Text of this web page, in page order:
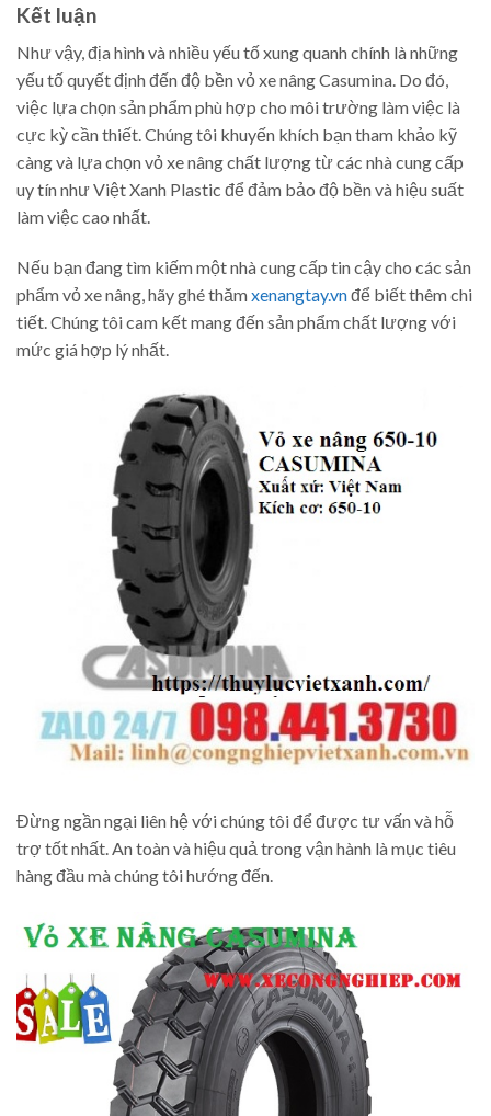
Kết luận
Như vậy, địa hình và nhiều yếu tố xung quanh chính là những
yếu tố quyết định đến độ bền vỏ xe nâng Casumina. Do đó,
việc lựa chọn sản phẩm phù hợp cho môi trường làm việc là
cực kỳ cần thiết. Chúng tôi khuyến khích bạn tham khảo kỹ
càng và lựa chọn vỏ xe nâng chất lượng từ các nhà cung cấp
uy tín như Việt Xanh Plastic để đảm bảo độ bền và hiệu suất
làm việc cao nhất.
Nếu bạn đang tìm kiếm một nhà cung cấp tin cậy cho các sản
phẩm vỏ xe nâng, hãy ghé thămxenangtay.vnđể biết thêm chi
tiết. Chúng tôi cam kết mang đến sản phẩm chất lượng với
mức giá hợp lý nhất.
Đừng ngần ngại liên hệ với chúng tôi để được tư vấn và hỗ
trợ tốt nhất. An toàn và hiệu quả trong vận hành là mục tiêu
hàng đầu mà chúng tôi hướng đến.